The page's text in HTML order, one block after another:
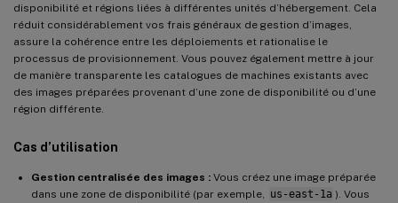
disponibilité et régions liées à différentes unités d’hébergement. Cela
réduit considérablement vos frais généraux de gestion d’images,
assure la cohérence entre les déploiements et rationalise le
processus de provisionnement. Vous pouvez également mettre à jour
de manière transparente les catalogues de machines existants avec
des images préparées provenant d’une zone de disponibilité ou d’une
région différente.
Cas d’utilisation
Gestion centralisée des images : Vous créez une image préparée
dans une zone de disponibilité (par exemple,
us-east-1a ). Vous